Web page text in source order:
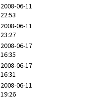
2008-06-11
22:53
2008-06-11
23:27
2008-06-17
16:35
2008-06-17
16:31
2008-06-11
19:26